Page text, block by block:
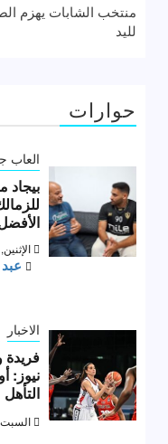
منتخب الشابات يهزم
لليد
حوارات
العاب
الإثنين, 21 يوليو 2025, 5:37 م
الاخبار
فريدة
نيوز:
التأهل
السبت, 8 فبراير 2025,